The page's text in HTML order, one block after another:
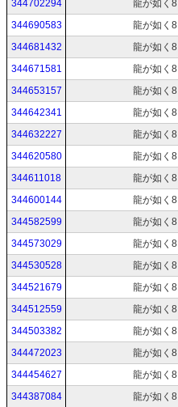
344702294
龍が如く8
344690583
龍が如く8
344681432
龍が如く8
344671581
龍が如く8
344653157
龍が如く8
344642341
龍が如く8
344632227
龍が如く8
344620580
龍が如く8
344611018
龍が如く8
344600144
龍が如く8
344582599
龍が如く8
344573029
龍が如く8
344530528
龍が如く8
344521679
龍が如く8
344512559
龍が如く8
344503382
龍が如く8
344472023
龍が如く8
344454627
龍が如く8
344387084
龍が如く8